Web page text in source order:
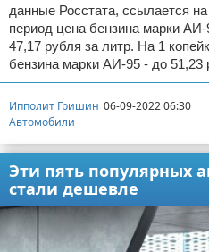
данные Росстата, ссылается
период цена бензина марки
47,17 рубля за литр. На 1
бензина марки АИ-95 - до 51,23
Ипполит Гришин 06-09-2022 06:30
Автомобили
Эти пять популярных
стали дешевле